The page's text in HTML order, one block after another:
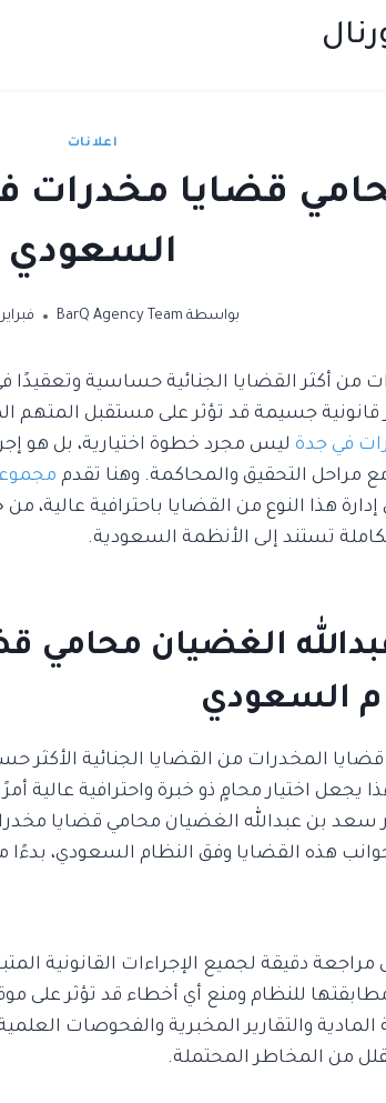
اعلانات
قضايا مخدرات
السعودي
بواسطة BarQ Agency Team فبراير 11, 2026
من أكثر القضايا الجنائية حساسية وتعقيدًا
قانونية جسيمة قد تؤثر على مستقبل المتهم
في جدة ليس مجرد خطوة اختيارية، بل هو
مراحل التحقيق والمحاكمة. وهنا تقدم
إدارة هذا النوع من القضايا باحترافية عالية،
تستند إلى الأنظمة السعودية.
الغضيان محامي
السعودي
المخدرات من القضايا الجنائية الأكثر
يجعل اختيار محامٍ ذو خبرة واحترافية عالية
سعد بن عبدالله الغضيان محامي قضايا
هذه القضايا وفق النظام السعودي،
دقيقة لجميع الإجراءات القانونية
للنظام ومنع أي أخطاء قد تؤثر على
والتقارير المخبرية والفحوصات
من المخاطر المحتملة.